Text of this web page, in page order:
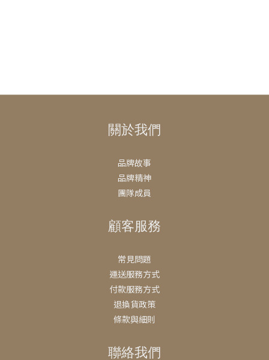
關於我們
品牌故事
品牌精神
團隊成員
顧客服務
常見問題
運送服務方式
付款服務方式
退換貨政策
條款與細則
聯絡我們